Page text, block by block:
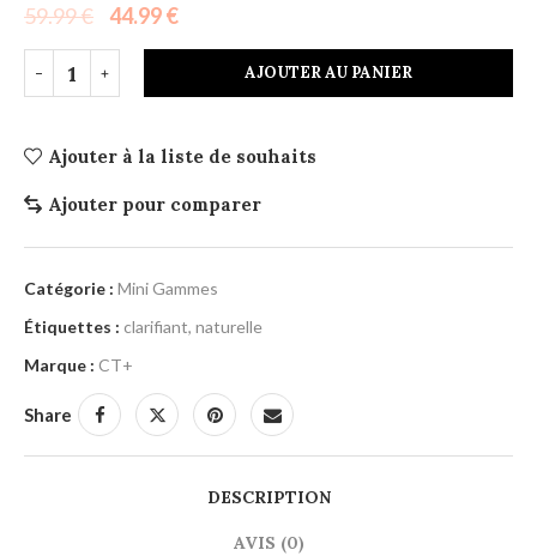
59.99€ 44.99€
AJOUTER AU PANIER
Ajouter à la liste de souhaits
Ajouter pour comparer
Catégorie : Mini Gammes
Étiquettes : clarifiant, naturelle
Marque : CT+
Share
DESCRIPTION
AVIS (0)